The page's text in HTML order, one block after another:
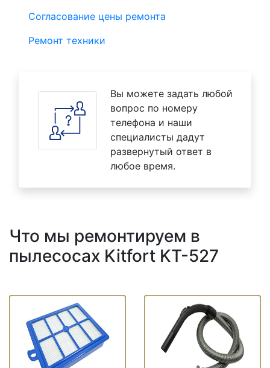
Согласование цены ремонта
Ремонт техники
Вы можете задать любой
вопрос по номеру
телефона и наши
специалисты дадут
развернутый ответ в
любое время.
Что мы ремонтируем в
пылесосах Kitfort KT-527